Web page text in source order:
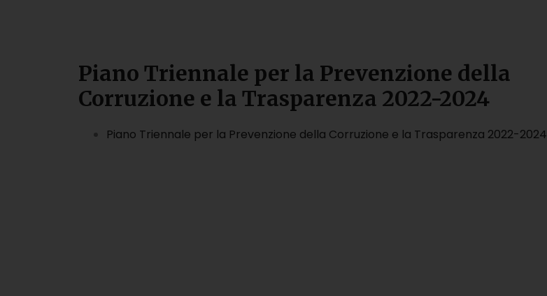
Piano Triennale per la Prevenzione della
Corruzione e la Trasparenza 2022-2024
Piano Triennale per la Prevenzione della Corruzione e la Trasparenza 2022-2024